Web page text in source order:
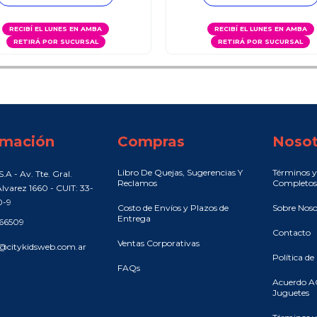
RECIBÍ EL LUNES EN AMBA
RETIRÁ POR SUCURSAL
RECIBÍ EL LUNES EN AMBA
RETIRÁ POR SUCURSAL
- Av. Tte. Gral.
1660 - CUIT: 33-
9
Compras
Libro De Quejas, Sugerencias Y
Reclamos
Costo de Envíos y Plazos de
Entrega
Ventas Corporativas
FAQs
Términos
Sobre
Contacto
Política de
Acuerdo
Juguetes